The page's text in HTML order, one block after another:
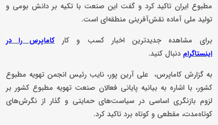
مطبوع ایران تاکید کرد و گفت این صنعت با تکیه بر دانش بومی و
تولید ملی آماده نقش‌آفرینی منطقه‌ای است.
برای مشاهده جدیدترین اخبار کسب و کارکاماپرس را در
اینستاگرام دنبال کنید.
به گزارش کاماپرس، علی آرین پور، نایب رئیس انجمن تهویه مطبوع
کشور، با اشاره به بیانیه پایانی فعالان صنعت تهویه مطبوع کشور بر
لزوم بازنگری اساسی در سیاست‌های حمایتی و گذار از نگرش‌های
کوتاه‌مدت، مقطعی و کوتاه برد تاکید کرد.